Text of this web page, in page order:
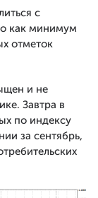
с
как минимум
отметок
и не
Завтра в
по индексу
за сентябрь,